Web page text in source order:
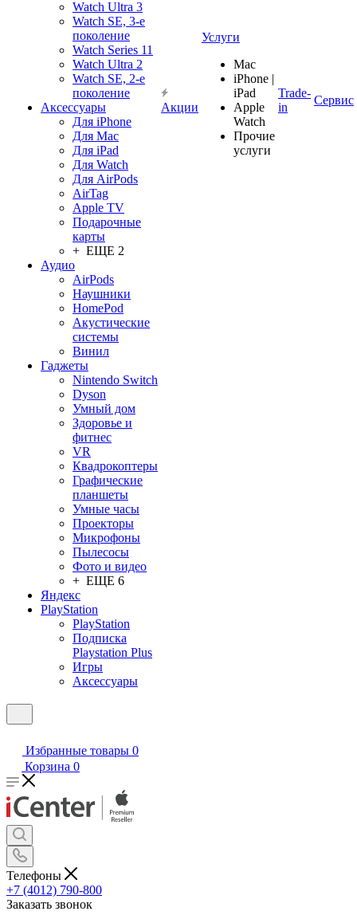
Watch Ultra 3
Watch SE, 3-е
поколение
Watch Series 11
Watch Ultra 2
Watch SE, 2-е
поколение
Аксессуары
Для iPhone
Для Mac
Для iPad
Для Watch
Для AirPods
AirTag
Apple TV
Подарочные
карты
+ ЕЩЕ 2
Аудио
AirPods
Наушники
HomePod
Акустические
системы
Винил
Гаджеты
Nintendo Switch
Dyson
Умный дом
Здоровье и
фитнес
VR
Квадрокоптеры
Графические
планшеты
Умные часы
Проекторы
Микрофоны
Пылесосы
Фото и видео
+ ЕЩЕ 6
Яндекс
PlayStation
PlayStation
Подписка
Playstation Plus
Игры
Аксессуары
Акции
Услуги
Mac
iPhone |
iPad
Apple
Watch
Прочие
услуги
Trade-
in
Сервис
Избранные товары 0
Корзина 0
Телефоны
+7 (4012) 790-800
Заказать звонок